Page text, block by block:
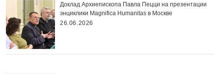
Доклад Архиепископа Павла Пецци на презентации
энциклики Magnifica Нumanitas в Москве
26.06.2026